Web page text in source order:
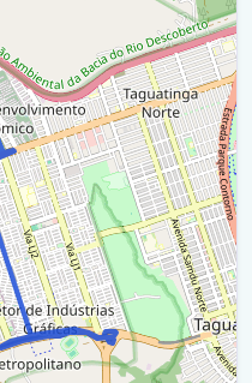
Ra Iii
Norte / Ra Iii
/ Ra Iii
/ Df-085 / Ra Iii
(Complexo Viário Da Qnl) /
/ Ra Iii